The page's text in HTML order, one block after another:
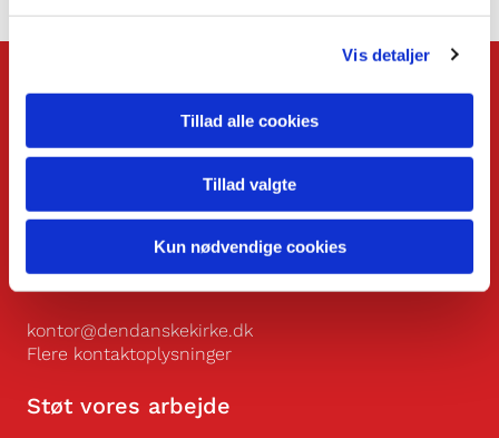
Vis detaljer
Tillad alle cookies
Tillad valgte
Kun nødvendige cookies
Den Danske Kirke i Udlandet
kontor@dendanskekirke.dk
Flere kontaktoplysninger
Støt vores arbejde